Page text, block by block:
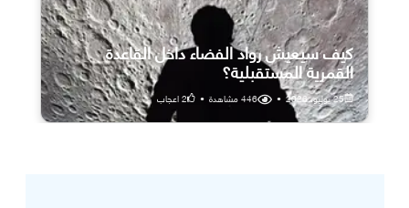
كيف سيعيش رواد الفضاء داخل القاعدة
القمرية المستقبلية؟
25 يوليو، 2026 •
446مشاهدة •
2اعجاب